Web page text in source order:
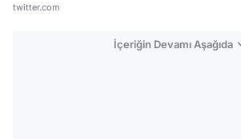
twitter.com
İçeriğin Devamı Aşağıda